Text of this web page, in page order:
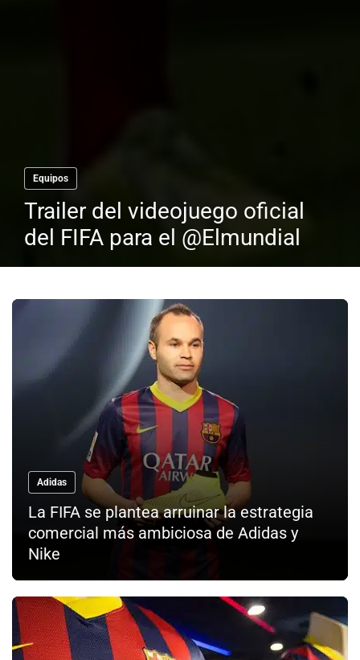
Equipos
Trailer del videojuego oficial
del FIFA para el @Elmundial
Adidas
La FIFA se plantea arruinar la estrategia
comercial más ambiciosa de Adidas y
Nike